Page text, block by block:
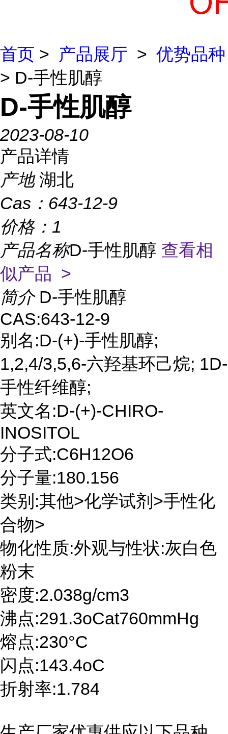
首页 > 产品展厅 > 优势品种
> D-手性肌醇
D-手性肌醇
2023-08-10
产品详情
产地 湖北
Cas： 643-12-9
价格： 1
产品名称D-手性肌醇 查看相
似产品 >
简介 D-手性肌醇
CAS:643-12-9
别名:D-(+)-手性肌醇;
1,2,4/3,5,6-六羟基环己烷; 1D-
手性纤维醇;
英文名:D-(+)-CHIRO-
INOSITOL
分子式:C6H12O6
分子量:180.156
类别:其他>化学试剂>手性化
合物>
物化性质:外观与性状:灰白色
粉末
密度:2.038g/cm3
沸点:291.3oCat760mmHg
熔点:230°C
闪点:143.4oC
折射率:1.784